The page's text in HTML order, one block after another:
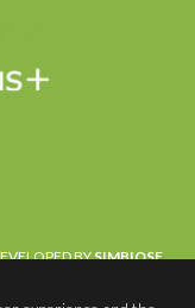
BYSIMBIOSE